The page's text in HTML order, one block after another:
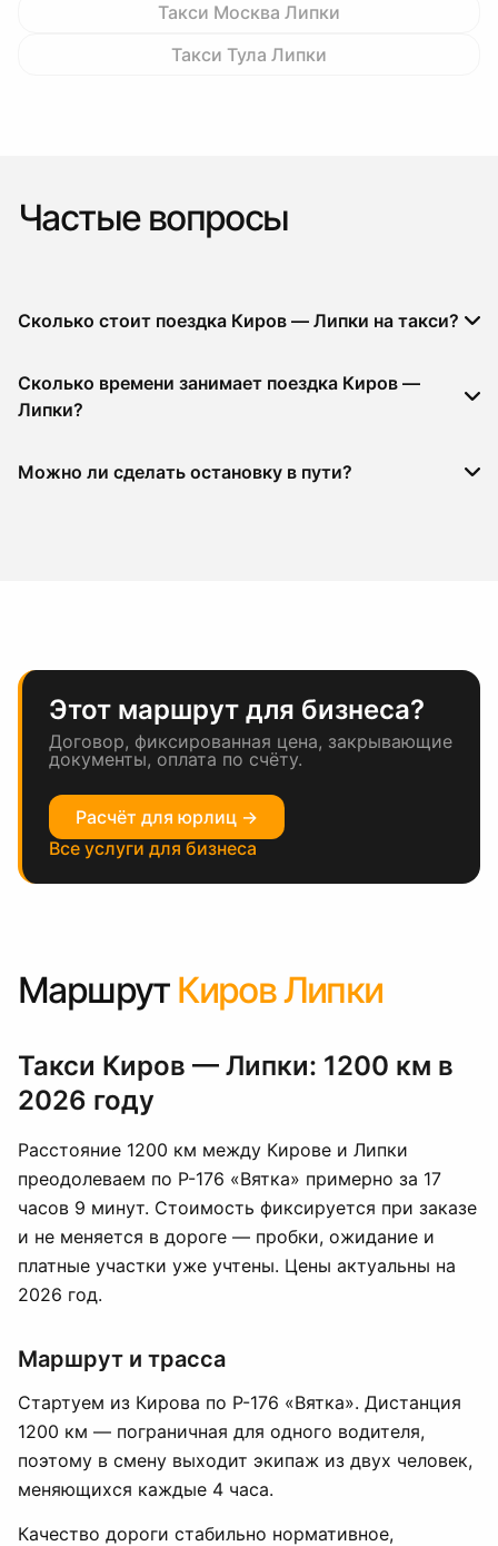
Такси Москва Липки
Такси Тула Липки
Частые вопросы
Сколько стоит поездка Киров — Липки на такси?
Сколько времени занимает поездка Киров —
Липки?
Можно ли сделать остановку в пути?
Этот маршрут для бизнеса?
Договор, фиксированная цена, закрывающие
документы, оплата по счёту.
Расчёт для юрлиц →
Все услуги для бизнеса
Маршрут Киров Липки
Такси Киров — Липки: 1200 км в
2026 году
Расстояние 1200 км между Кирове и Липки
преодолеваем по Р-176 «Вятка» примерно за 17
часов 9 минут. Стоимость фиксируется при заказе
и не меняется в дороге — пробки, ожидание и
платные участки уже учтены. Цены актуальны на
2026 год.
Маршрут и трасса
Стартуем из Кирова по Р-176 «Вятка». Дистанция
1200 км — пограничная для одного водителя,
поэтому в смену выходит экипаж из двух человек,
меняющихся каждые 4 часа.
Качество дороги стабильно нормативное,